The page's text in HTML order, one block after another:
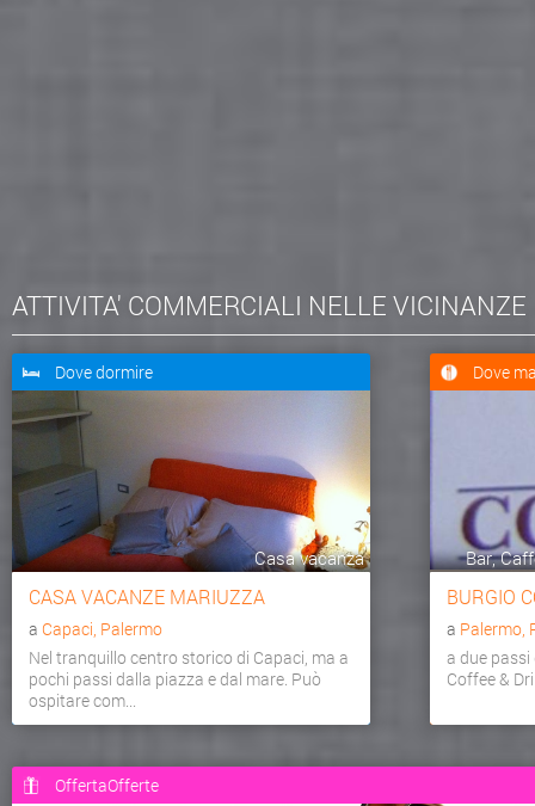
ATTIVITA' COMMERCIALI NELLE VICINANZE
Dove dormire
Casa vacanza
CASA VACANZE MARIUZZA
a Capaci, Palermo
Nel tranquillo centro storico di Capaci, ma a
pochi passi dalla piazza e dal mare. Può
ospitare com...
Dove
Bar,
BURGIO
a Palermo,
a due
Coffee &
OffertaOfferte